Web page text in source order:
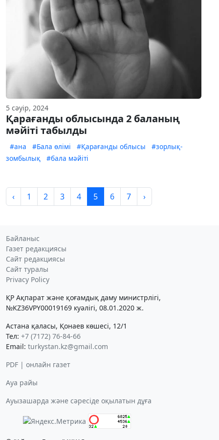
5 сәуір, 2024
Қарағанды облысында 2 баланың
мәйіті табылды
#ана #Бала өлімі #Қарағанды облысы
#зорлық-
зомбылық
#бала мәйіті
‹ 1 2 3 4 5 6 7 ›
Байланыс
Газет редакциясы
Сайт редакциясы
Сайт туралы
Privacy Policy
ҚР Ақпарат және қоғамдық даму министрлігі,
№KZ36VPY00019169 куәлігі, 08.01.2020 ж.
Астана қаласы, Қонаев көшесі, 12/1
Тел: +7 (7172) 76-84-66
Email: turkystan.kz@gmail.com
PDF | онлайн газет
Ауа райы
Ауызашарда және сәресіде оқылатын дұға